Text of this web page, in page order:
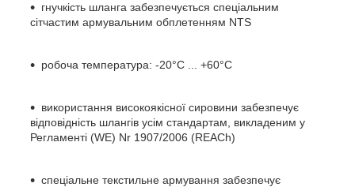
гнучкість шланга забезпечується спеціальним
сітчастим армувальним обплетенням NTS
робоча температура: -20°C ... +60°C
використання високоякісної сировини забезпечує
відповідність шлангів усім стандартам, викладеним у
Регламенті (WE) Nr 1907/2006 (REACh)
спеціальне текстильне армування забезпечує